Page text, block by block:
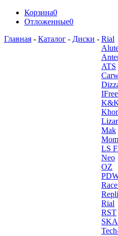
Корзина0
Отложенные0
Главная - Каталог - Диски - Rial
ATS
IFree
Mak
LS
Neo
OZ
Rial
RST